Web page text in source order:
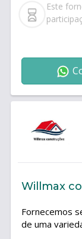
Este
Fornecemos
de uma